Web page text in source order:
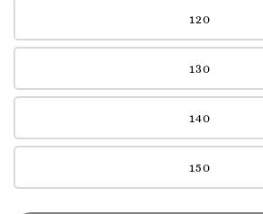
120
130
140
150